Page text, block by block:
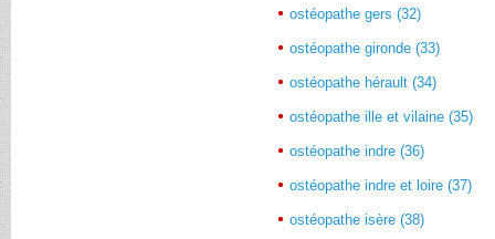
ostéopathe gers (32)
ostéopathe gironde (33)
ostéopathe hérault (34)
ostéopathe ille et vilaine (35)
ostéopathe indre (36)
ostéopathe indre et loire (37)
ostéopathe isère (38)